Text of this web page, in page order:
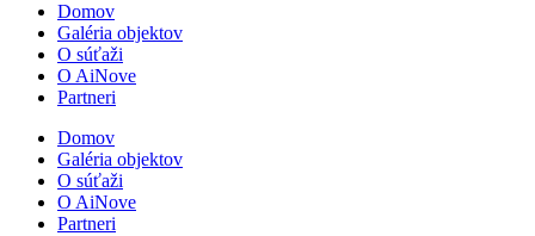
Domov
Galéria objektov
O súťaži
O AiNove
Partneri
Domov
Galéria objektov
O súťaži
O AiNove
Partneri